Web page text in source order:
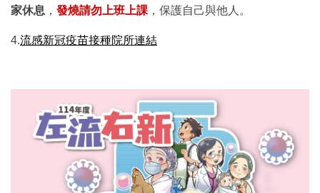
家休息 ， 發燒請勿上班上課 ，保護自己與他人。
4.流感新冠疫苗接種院所連結